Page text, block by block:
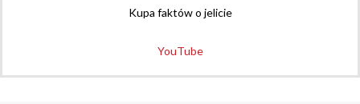
Kupa faktów o jelicie
YouTube